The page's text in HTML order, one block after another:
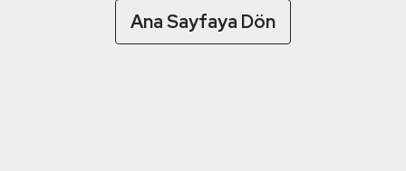
Ana Sayfaya Dön